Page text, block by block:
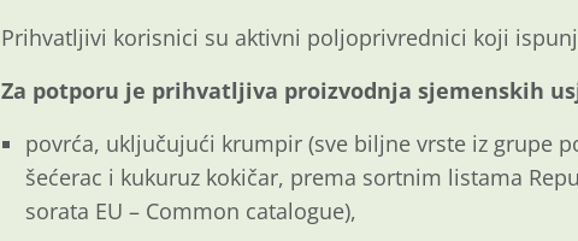
Prihvatljivi korisnici su aktivni poljoprivrednici koji
Za potporu je prihvatljiva proizvodnja sjemenskih
povrća, uključujući krumpir (sve biljne vrste iz grupe
šećerac i kukuruz kokičar, prema sortnim listama
sorata EU – Common catalogue),